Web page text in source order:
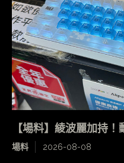
【場料】綾波麗加持
場料 2026-08-08